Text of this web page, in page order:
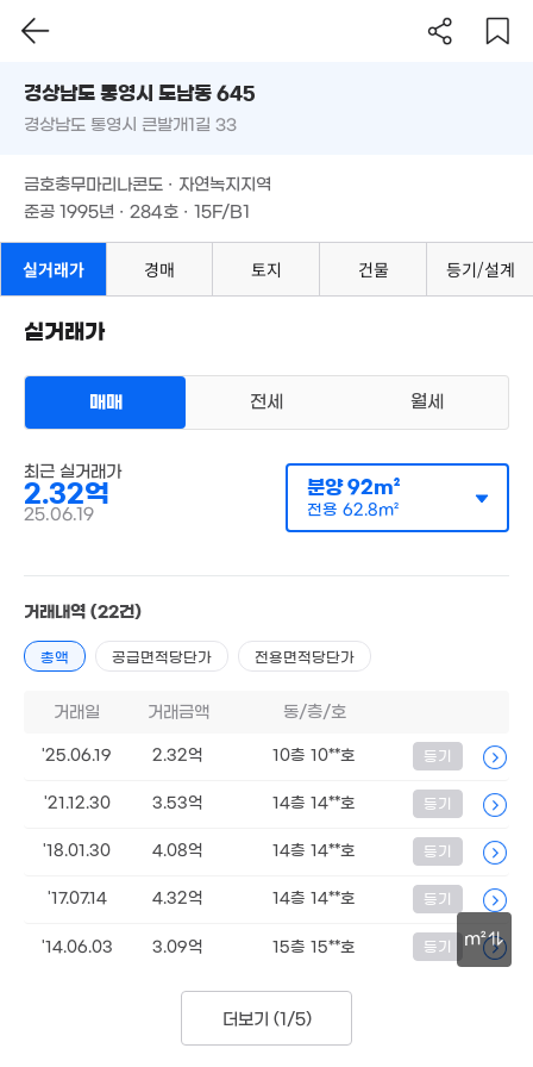
16.78억
4,500만
3.76억
3.21억
'10. 04
1.34억
'08. 04
필터 매물 탐색
경상남도 통영시 도남동 645
준공 1995년 · 284호 · 15F/B1
m²
경상남도 통영시 도남동 645
경상남도 통영시 큰발개1길 33
금호충무마리나콘도 · 자연녹지지역
준공 1995년 · 284호 · 15F/B1
실거래가 경매 토지 건물 등기/설계
실거래가
매매 전세 월세
최근 실거래가
2.32억
25.06.19
분양92m²
전용 62.8m²
거래내역 (22건)
총액 공급면적당단가 전용면적당단가
거래일 거래금액 동/층/호
'25.06.19 2.32억 10층 10**호 등기
'21.12.30 3.53억 14층 14**호 등기
'18.01.30 4.08억 14층 14**호 등기
'17.07.14 4.32억 14층 14**호 등기
'14.06.03 3.09억 15층 15**호 등기
더보기 (1/5)